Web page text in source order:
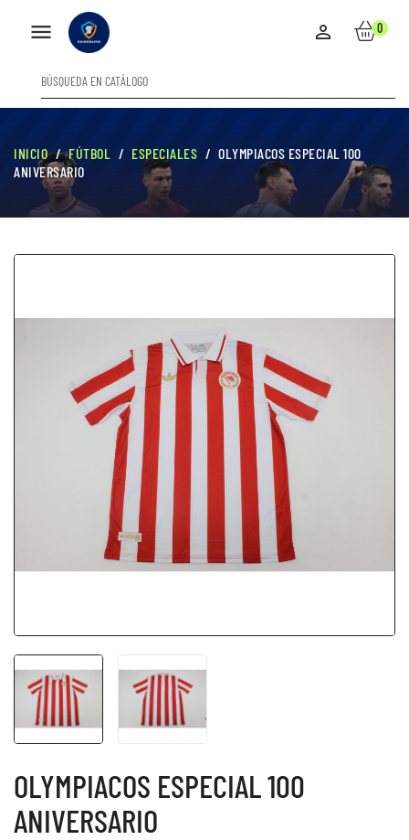
 0

INICIO FÚTBOL ESPECIALES
OLYMPIACOS ESPECIAL 100
ANIVERSARIO
OLYMPIACOS ESPECIAL 100
ANIVERSARIO